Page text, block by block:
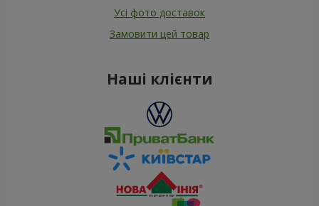
Усі фото доставок
Замовити цей товар
Наші клієнти